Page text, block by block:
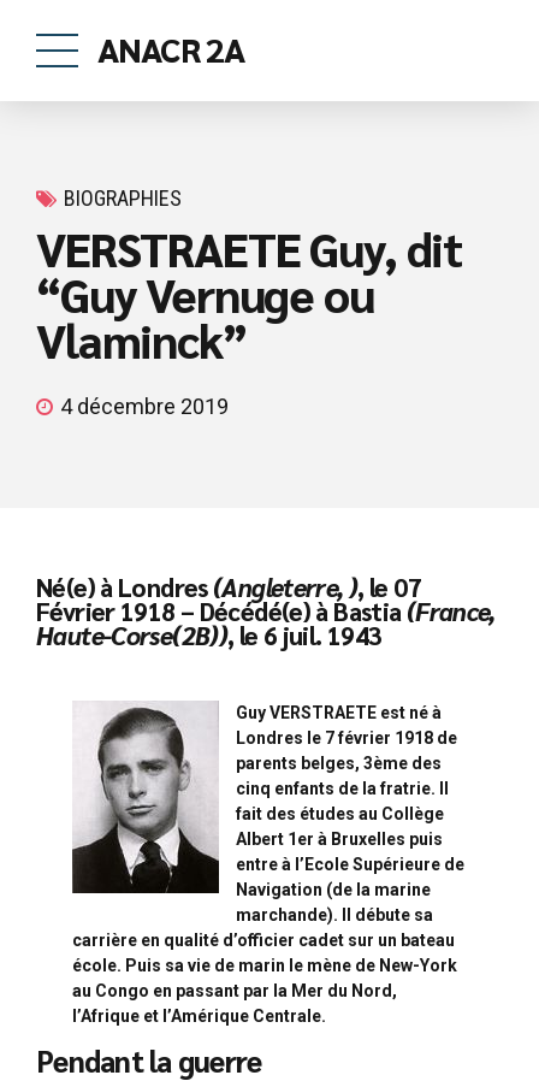
ANACR 2A
BIOGRAPHIES
VERSTRAETE Guy, dit
“Guy Vernuge ou
Vlaminck”
4 décembre 2019
Né(e) à Londres(Angleterre, ), le 07
Février 1918 – Décédé(e) à Bastia (France,
Haute-Corse(2B)), le 6 juil. 1943
Guy VERSTRAETE est né à
Londres le 7 février 1918 de
parents belges, 3ème des
cinq enfants de la fratrie. Il
fait des études au Collège
Albert 1er à Bruxelles puis
entre à l’Ecole Supérieure de
Navigation (de la marine
marchande). Il débute sa
carrière en qualité d’officier cadet sur un bateau
école. Puis sa vie de marin le mène de New-York
au Congo en passant par la Mer du Nord,
l’Afrique et l’Amérique Centrale.
Pendant la guerre